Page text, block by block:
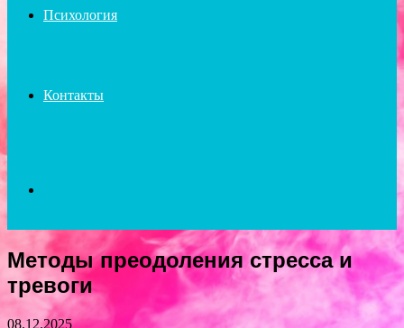
Психология
Контакты
for
Методы преодоления стресса и
тревоги
08.12.2025